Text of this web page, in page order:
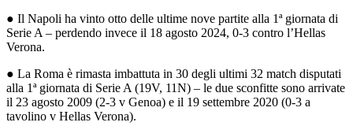
● Il Napoli ha vinto otto delle ultime nove partite alla 1ª giornata di
Serie A – perdendo invece il 18 agosto 2024, 0-3 contro l’Hellas
Verona.
● La Roma è rimasta imbattuta in 30 degli ultimi 32 match disputati
alla 1ª giornata di Serie A (19V, 11N) – le due sconfitte sono arrivate
il 23 agosto 2009 (2-3 v Genoa) e il 19 settembre 2020 (0-3 a
tavolino v Hellas Verona).